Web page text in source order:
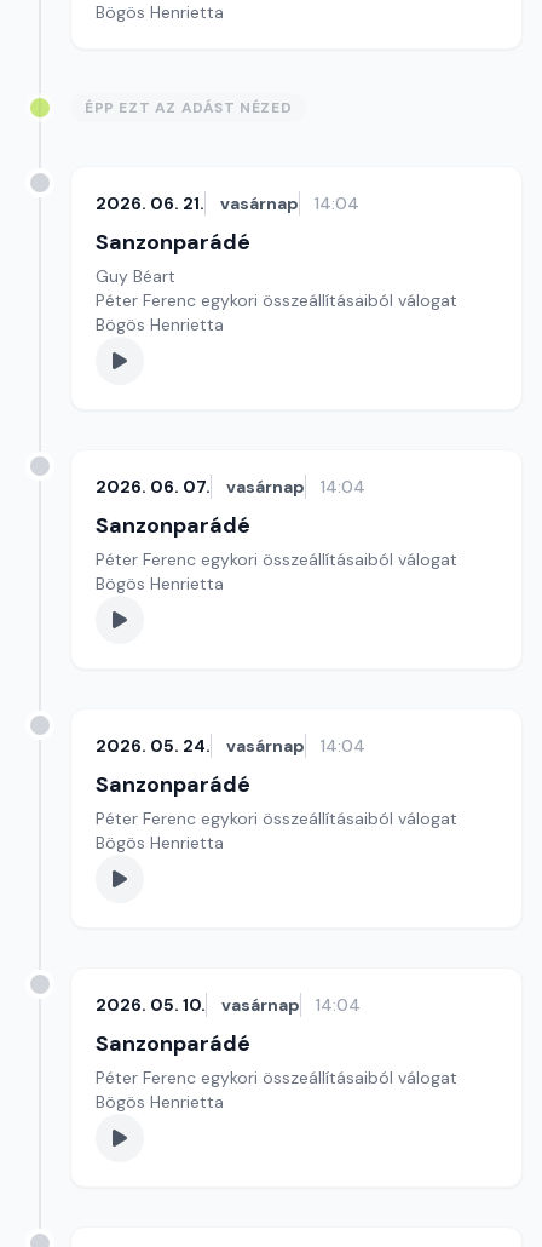
Bögös Henrietta
ÉPP EZT AZ ADÁST NÉZED
2026. 06. 21. vasárnap 14:04
Sanzonparádé
Guy Béart
Péter Ferenc egykori összeállításaiból válogat
Bögös Henrietta
2026. 06. 07. vasárnap 14:04
Sanzonparádé
Péter Ferenc egykori összeállításaiból válogat
Bögös Henrietta
2026. 05. 24. vasárnap 14:04
Sanzonparádé
Péter Ferenc egykori összeállításaiból válogat
Bögös Henrietta
2026. 05. 10. vasárnap 14:04
Sanzonparádé
Péter Ferenc egykori összeállításaiból válogat
Bögös Henrietta